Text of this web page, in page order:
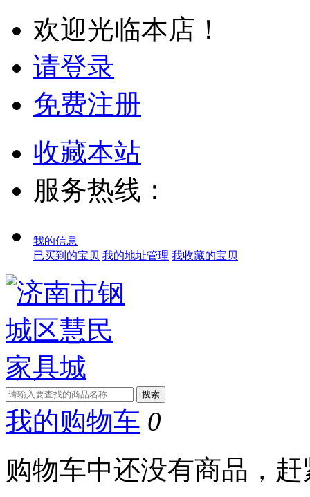
欢迎光临本店！
请登录
免费注册
收藏本站
服务热线：
我的信息
已买到的宝贝 我的地址管理 我收藏的宝贝
我的购物车 0
购物车中还没有商品，